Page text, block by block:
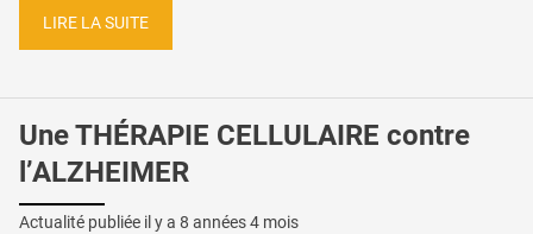
LIRE LA SUITE
Une THÉRAPIE CELLULAIRE contre
l’ALZHEIMER
Actualité publiée il y a 8 années 4 mois